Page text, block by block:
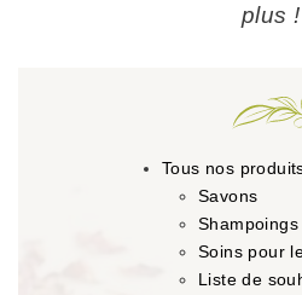
plus !
Tous nos
Savons
Soins pour
Liste de